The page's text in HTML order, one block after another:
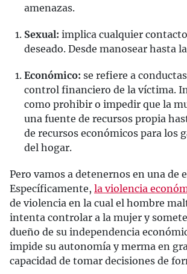
amenazas.
Sexual: implica cualquier
deseado. Desde manosear hasta
Económico: se refiere a
control financiero de la víctima.
como prohibir o impedir que la
una fuente de recursos propia
de recursos económicos para los
del hogar.
Pero vamos a detenernos en una de
Específicamente, la violencia
de violencia en la cual el hombre
intenta controlar a la mujer y
dueño de su independencia
impide su autonomía y merma en
capacidad de tomar decisiones de